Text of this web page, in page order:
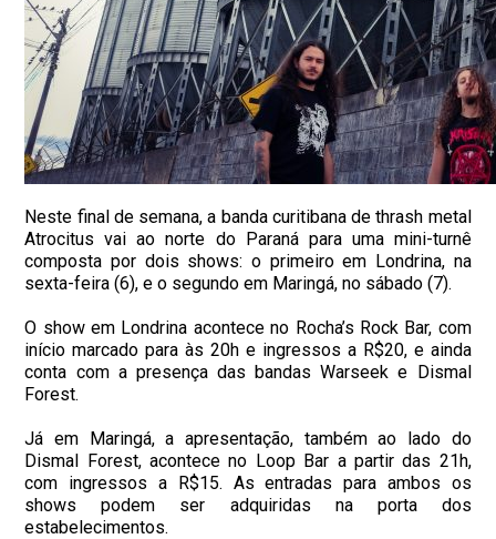
Neste final de semana, a banda curitibana de thrash metal
Atrocitus vai ao norte do Paraná para uma mini-turnê
composta por dois shows: o primeiro em Londrina, na
sexta-feira (6), e o segundo em Maringá, no sábado (7).
O show em Londrina acontece no Rocha’s Rock Bar, com
início marcado para às 20h e ingressos a R$20, e ainda
conta com a presença das bandas Warseek e Dismal
Forest.
Já em Maringá, a apresentação, também ao lado do
Dismal Forest, acontece no Loop Bar a partir das 21h,
com ingressos a R$15. As entradas para ambos os
shows podem ser adquiridas na porta dos
estabelecimentos.